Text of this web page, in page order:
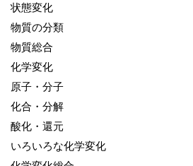
状態変化
物質の分類
物質総合
化学変化
原子・分子
化合・分解
酸化・還元
いろいろな化学変化